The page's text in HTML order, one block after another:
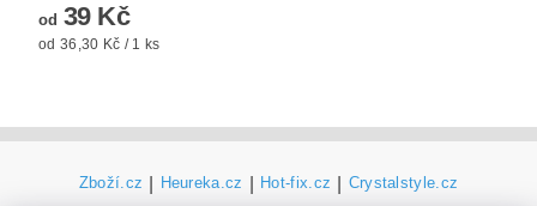
od 39 Kč
od 36,30 Kč / 1 ks
Zboží.cz Heureka.cz Hot-fix.cz Crystalstyle.cz